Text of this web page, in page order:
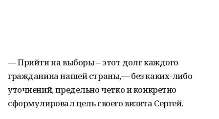
— Прийти на выборы – этот долг каждого
гражданина нашей страны,— без каких-либо
уточнений, предельно четко и конкретно
сформулировал цель своего визита Сергей.